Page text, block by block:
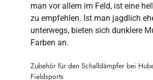
man vor allem im Feld, ist eine
zu empfehlen. Ist man jagdlich
unterwegs, bieten sich dunklere
Farben an.
Zubehör für den Schalldämpfer bei
Fieldsports